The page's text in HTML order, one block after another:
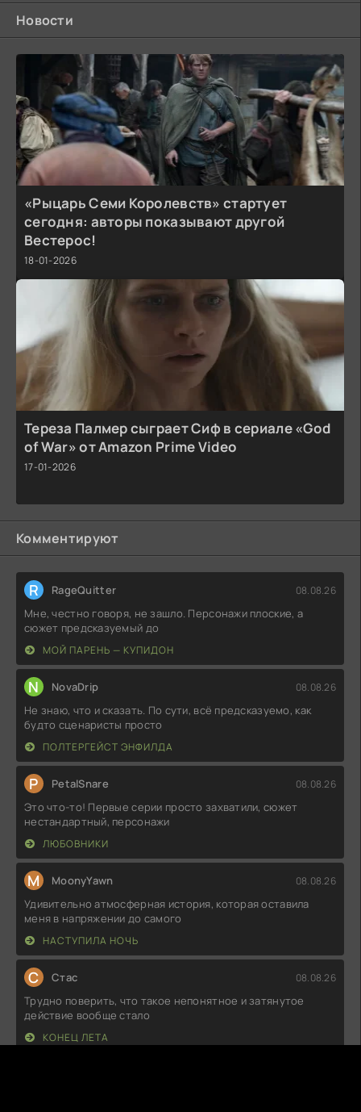
Новости
«Рыцарь Семи Королевств» стартует
сегодня: авторы показывают другой
Вестерос!
18-01-2026
Тереза Палмер сыграет Сиф в сериале «God
of War» от Amazon Prime Video
17-01-2026
Комментируют
R RageQuitter 08.08.26
Мне, честно говоря, не зашло. Персонажи плоские, а
сюжет предсказуемый до
МОЙ ПАРЕНЬ — КУПИДОН
N NovaDrip 08.08.26
Не знаю, что и сказать. По сути, всё предсказуемо, как
будто сценаристы просто
ПОЛТЕРГЕЙСТ ЭНФИЛДА
P PetalSnare 08.08.26
Это что-то! Первые серии просто захватили, сюжет
нестандартный, персонажи
ЛЮБОВНИКИ
M MoonyYawn 08.08.26
Удивительно атмосферная история, которая оставила
меня в напряжении до самого
НАСТУПИЛА НОЧЬ
С Стас 08.08.26
Трудно поверить, что такое непонятное и затянутое
действие вообще стало
КОНЕЦ ЛЕТА